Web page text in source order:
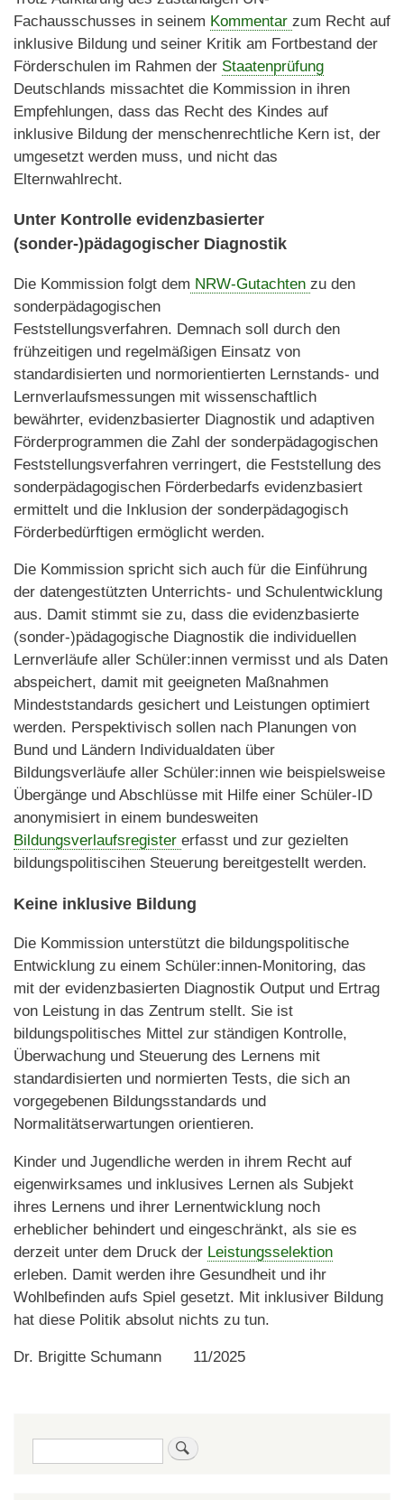
Fachausschusses in seinem Kommentar zum Recht auf
inklusive Bildung und seiner Kritik am Fortbestand der
Förderschulen im Rahmen der Staatenprüfung
Deutschlands missachtet die Kommission in ihren
Empfehlungen, dass das Recht des Kindes auf
inklusive Bildung der menschenrechtliche Kern ist, der
umgesetzt werden muss, und nicht das
Elternwahlrecht.
Unter Kontrolle evidenzbasierter
(sonder-)pädagogischer Diagnostik
Die Kommission folgt dem NRW-Gutachten zu den
sonderpädagogischen
Feststellungsverfahren. Demnach soll durch den
frühzeitigen und regelmäßigen Einsatz von
standardisierten und normorientierten Lernstands- und
Lernverlaufsmessungen mit wissenschaftlich
bewährter, evidenzbasierter Diagnostik und adaptiven
Förderprogrammen die Zahl der sonderpädagogischen
Feststellungsverfahren verringert, die Feststellung des
sonderpädagogischen Förderbedarfs evidenzbasiert
ermittelt und die Inklusion der sonderpädagogisch
Förderbedürftigen ermöglicht werden.
Die Kommission spricht sich auch für die Einführung
der datengestützten Unterrichts- und Schulentwicklung
aus. Damit stimmt sie zu, dass die evidenzbasierte
(sonder-)pädagogische Diagnostik die individuellen
Lernverläufe aller Schüler:innen vermisst und als Daten
abspeichert, damit mit geeigneten Maßnahmen
Mindeststandards gesichert und Leistungen optimiert
werden. Perspektivisch sollen nach Planungen von
Bund und Ländern Individualdaten über
Bildungsverläufe aller Schüler:innen wie beispielsweise
Übergänge und Abschlüsse mit Hilfe einer Schüler-ID
anonymisiert in einem bundesweiten
Bildungsverlaufsregister erfasst und zur gezielten
bildungspolitiscihen Steuerung bereitgestellt werden.
Keine inklusive Bildung
Die Kommission unterstützt die bildungspolitische
Entwicklung zu einem Schüler:innen-Monitoring, das
mit der evidenzbasierten Diagnostik Output und Ertrag
von Leistung in das Zentrum stellt. Sie ist
bildungspolitisches Mittel zur ständigen Kontrolle,
Überwachung und Steuerung des Lernens mit
standardisierten und normierten Tests, die sich an
vorgegebenen Bildungsstandards und
Normalitätserwartungen orientieren.
Kinder und Jugendliche werden in ihrem Recht auf
eigenwirksames und inklusives Lernen als Subjekt
ihres Lernens und ihrer Lernentwicklung noch
erheblicher behindert und eingeschränkt, als sie es
derzeit unter dem Druck der Leistungsselektion
erleben. Damit werden ihre Gesundheit und ihr
Wohlbefinden aufs Spiel gesetzt. Mit inklusiver Bildung
hat diese Politik absolut nichts zu tun.
Dr. Brigitte Schumann 11/2025